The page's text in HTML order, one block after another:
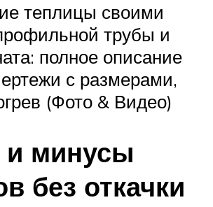
теплицы своими
трубы и
полное описание
с размерами,
(Фото & Видео)
минусы
без откачки